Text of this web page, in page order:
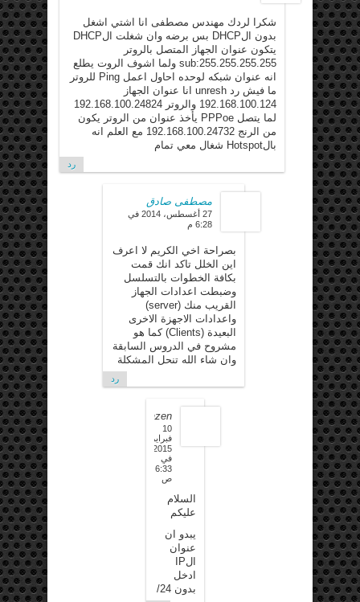
شكرا لردك مهندس مصطفى انا اشتي اشغل
بدون الDHCP بس برضه وان شغلت الDHCP
يتكون عنوان الجهاز المتصل بالروتر
sub:255.255.255.255 ولما اشوف الروت يطلع
انه عنوان شبكه لوحده احاول اعمل Ping للروتر
ما فيش رد unresh انا عنوان الجهاز
192.168.100.124 والروتر 192.168.100.24824
لما يتصل PPPoe يأخذ عنوان من الروتر يكون
من الرنج 192.168.100.24732 مع العلم انه
بالHotspot شغال معي تمام
رد
مصطفى صادق
27 أغسطس، 2014 في
6:28 م
بصراحة اخي الكريم لا اعرف
اين الخلل تاكد انك قمت
بكافة الخطوات بالتسلسل
وضبطت اعدادات الجهاز
القريب منك (server)
واعدادات الاجهزة الاخرى
البعيدة (Clients) كما هو
مشروح في الدروس السابقة
وان شاء الله تنحل المشكلة
رد
Mazen
10
فبراير،
2015
في
6:33
ص
السلام
عليكم
يبدو ان
عنوان
الIP
ادخل
بدون 24/